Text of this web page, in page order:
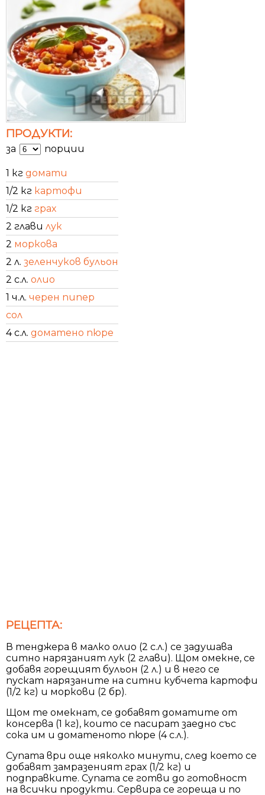
ПРОДУКТИ:
за порции
1 кг домати
1/2 кг картофи
1/2 кг грах
2 глави лук
2 моркова
2 л. зеленчуков бульон
2 с.л. олио
1 ч.л. черен пипер
сол
4 с.л. доматено пюре
РЕЦЕПТА:
В тенджера в малко олио (2 с.л.) се задушава
ситно нарязаният лук (2 глави). Щом омекне, се
добавя горещият бульон (2 л.) и в него се
пускат нарязаните на ситни кубчета картофи
(1/2 кг) и моркови (2 бр).
Щом те омекнат, се добавят доматите от
консерва (1 кг), които се пасират заедно със
сока им и доматеното пюре (4 с.л.).
Супата ври още няколко минути, след което се
добавят замразеният грах (1/2 кг) и
подправките. Супата се готви до готовност
на всички продукти. Сервира се гореща и по